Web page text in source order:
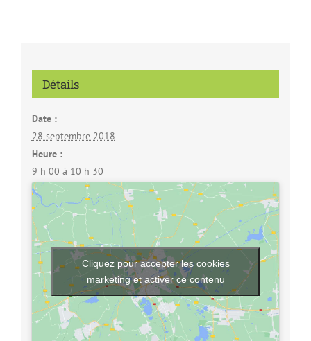
Détails
Date :
28 septembre 2018
Heure :
9 h 00 à 10 h 30
Cliquez pour accepter les cookies
marketing et activer ce contenu